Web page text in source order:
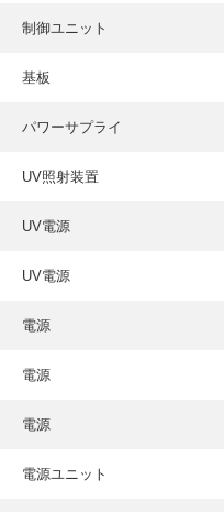
RECRUIT
お問い合わせ
制御ユニット
基板
パワーサプライ
UV照射装置
UV電源
UV電源
電源
電源
電源
電源ユニット